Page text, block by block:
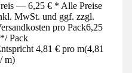
— 6,25 € * Alle Preise
MwSt. und ggf. zzgl.
pro Pack6,25
*/ Pack
4,81 € pro m(4,81
/ m)